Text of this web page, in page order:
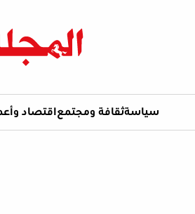
سياسةثقافة ومجتمع اقتصاد